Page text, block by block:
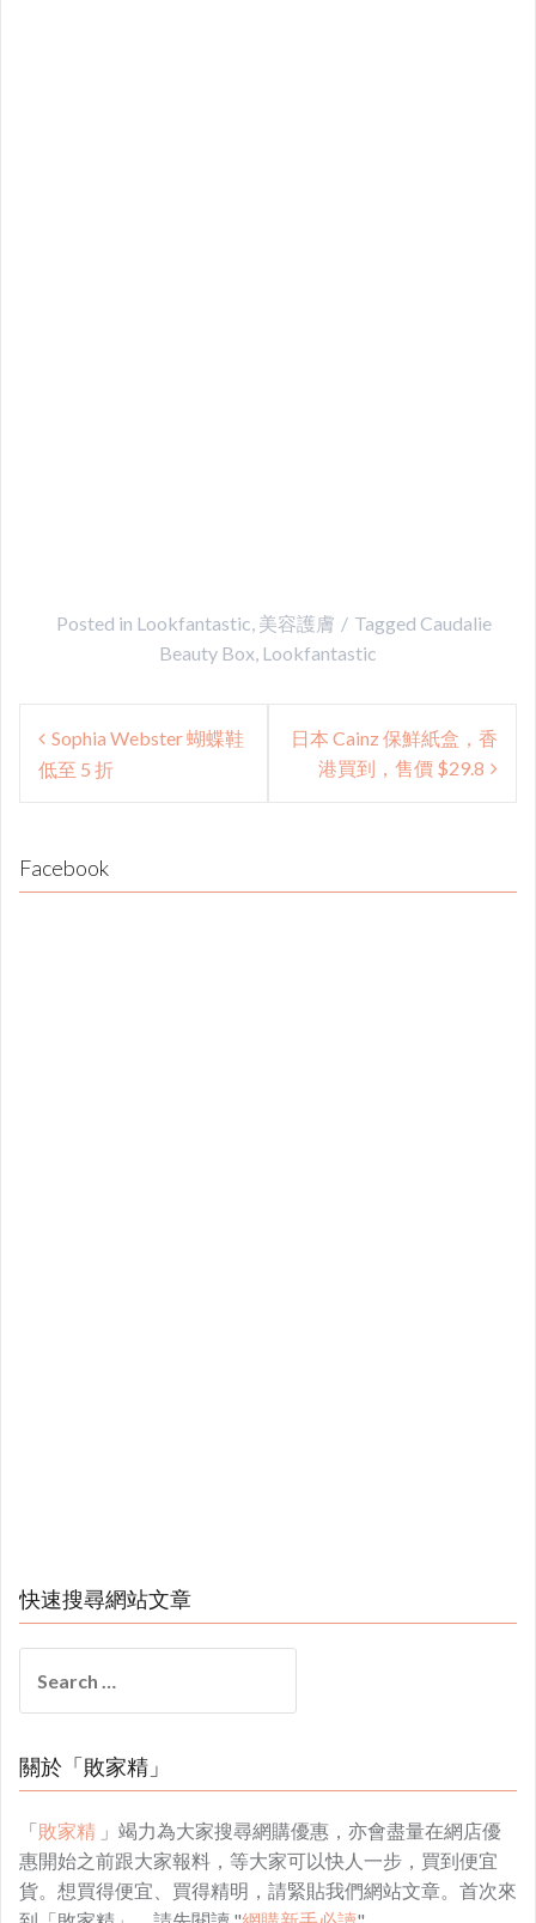
Posted in Lookfantastic, 美容護膚 Tagged Caudalie
Beauty Box, Lookfantastic
Post
navigation
Sophia Webster 蝴蝶鞋
低至 5 折
日本 Cainz 保鮮紙盒，香
港買到，售價 $29.8
Facebook
快速搜尋網站文章
for:
關於「敗家精」
「敗家精 」竭力為大家搜尋網購優惠，亦會盡量在網店優
惠開始之前跟大家報料，等大家可以快人一步，買到便宜
貨。想買得便宜、買得精明，請緊貼我們網站文章。首次來